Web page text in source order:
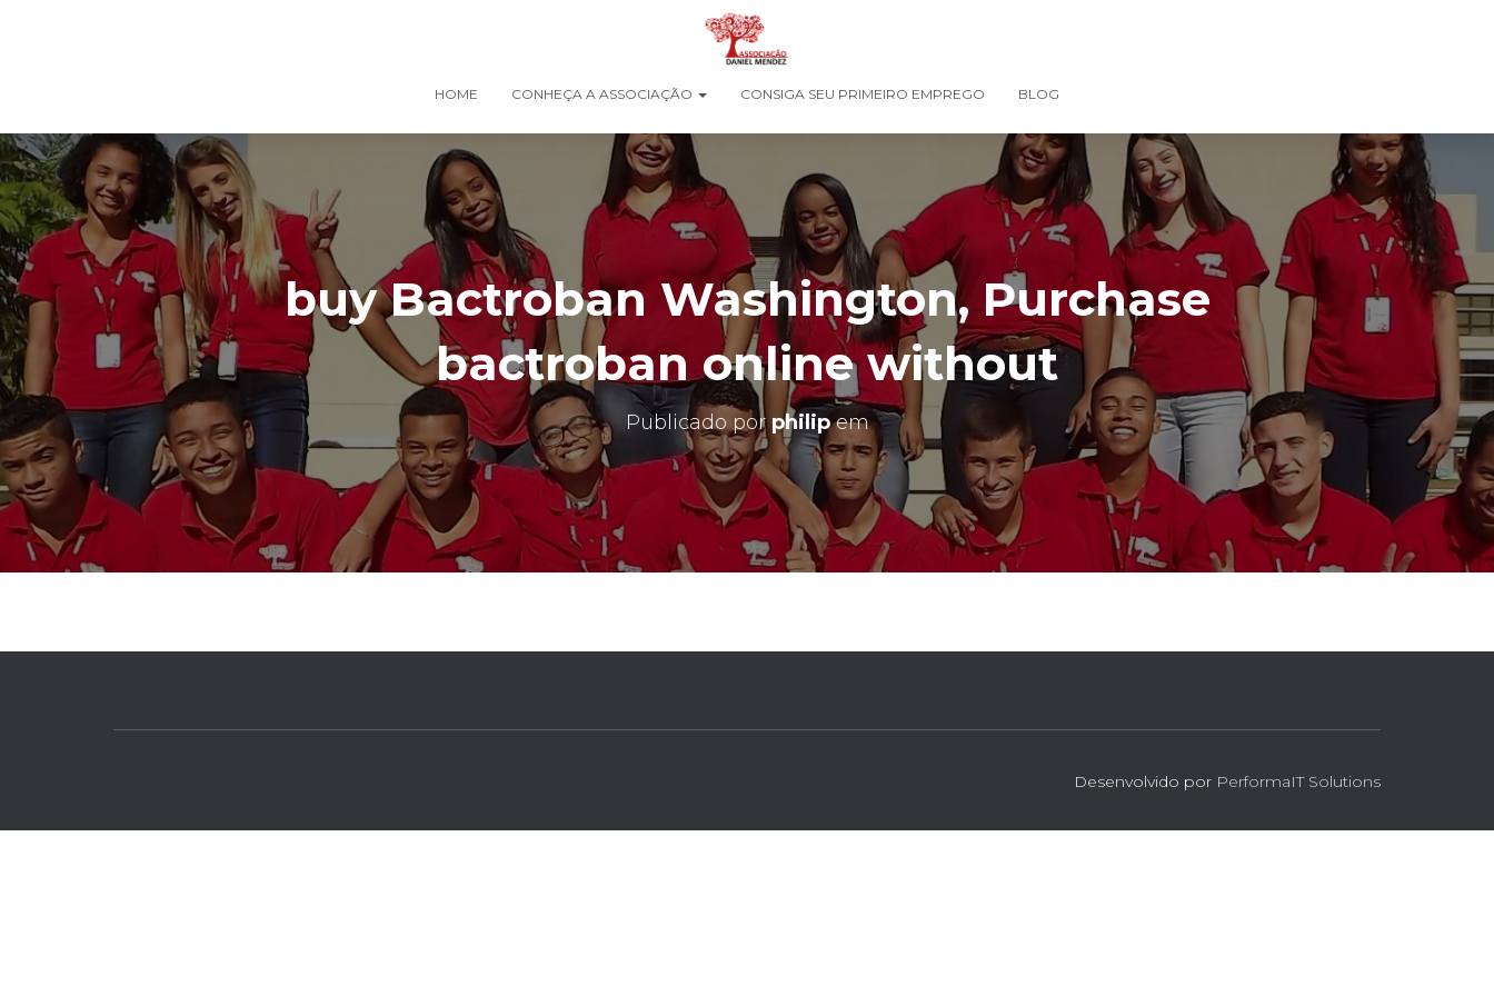
HOME CONHEÇA A ASSOCIAÇÃO CONSIGA SEU PRIMEIRO EMPREGO BLOG
buy Bactroban Washington, Purchase
bactroban online without
Publicado por philipem
Desenvolvido por PerformaIT Solutions